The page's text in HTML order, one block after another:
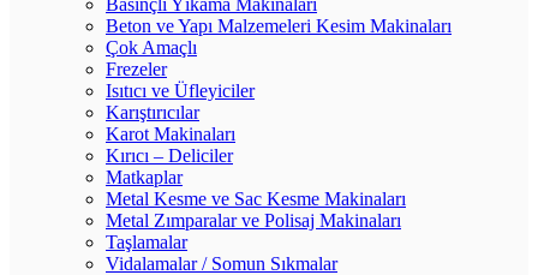
Basınçlı Yıkama Makinaları
Beton ve Yapı Malzemeleri Kesim Makinaları
Çok Amaçlı
Frezeler
Isıtıcı ve Üfleyiciler
Karıştırıcılar
Karot Makinaları
Kırıcı – Deliciler
Matkaplar
Metal Kesme ve Sac Kesme Makinaları
Metal Zımparalar ve Polisaj Makinaları
Taşlamalar
Vidalamalar / Somun Sıkmalar